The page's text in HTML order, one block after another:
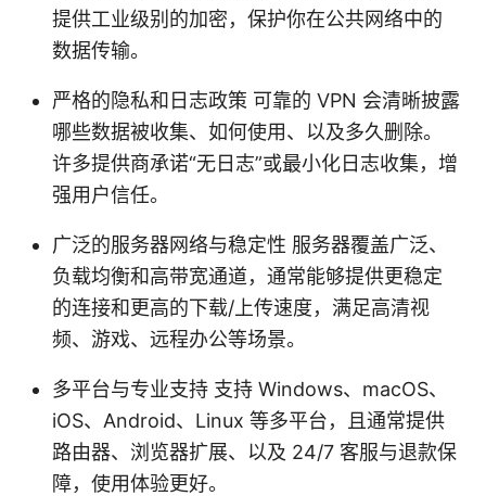
提供工业级别的加密，保护你在公共网络中的
数据传输。
严格的隐私和日志政策 可靠的 VPN 会清晰披露
哪些数据被收集、如何使用、以及多久删除。
许多提供商承诺“无日志”或最小化日志收集，增
强用户信任。
广泛的服务器网络与稳定性 服务器覆盖广泛、
负载均衡和高带宽通道，通常能够提供更稳定
的连接和更高的下载/上传速度，满足高清视
频、游戏、远程办公等场景。
多平台与专业支持 支持 Windows、macOS、
iOS、Android、Linux 等多平台，且通常提供
路由器、浏览器扩展、以及 24/7 客服与退款保
障，使用体验更好。